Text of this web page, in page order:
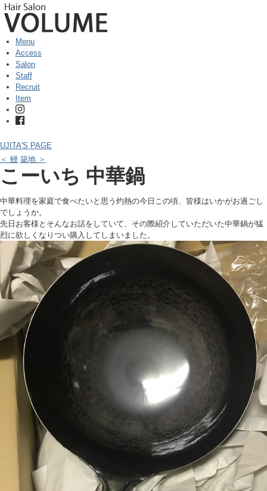
Menu
Access
Salon
Staff
Recruit
Item
UJITA'S PAGE
＜ 鰻 築地 ＞
こーいち 中華鍋
中華料理を家庭で食べたいと思う灼熱の今日この頃、皆様はいかがお過ごし
でしょうか。
先日お客様とそんなお話をしていて、その際紹介していただいた中華鍋が猛
烈に欲しくなりつい購入してしまいました。